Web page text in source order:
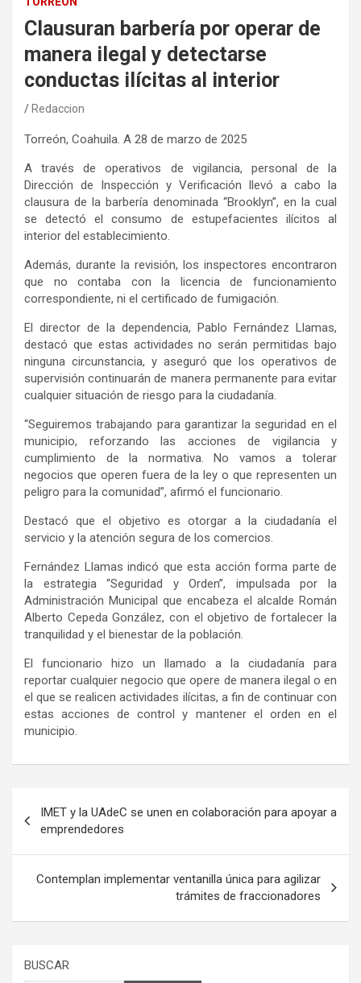
Clausuran barbería por operar de
manera ilegal y detectarse
conductas ilícitas al interior
Redaccion
Torreón, Coahuila. A 28 de marzo de 2025
A través de operativos de vigilancia, personal de la
Dirección de Inspección y Verificación
llevó a cabo la
clausura de la barbería denominada “Brooklyn”, en la cual
sedetectó el consumo de estupefacientes ilícitos al
interior del establecimiento.
Además, durante la revisión, los inspectores encontraron
que no contaba con la licencia de funcionamiento
correspondiente, ni el certificado de fumigación.
El director de
la dependencia, Pablo Fernández Llamas,
destacó que estas actividades no serán permitidas bajo
ninguna circunstancia, y aseguró que los operativos de
supervisión continuarán de manera permanente para evitar
cualquier situación de riesgo para la ciudadanía.
“Seguiremos trabajando para garantizar la seguridad en el
municipio, reforzando las acciones de vigilancia y
cumplimiento de la normativa. No vamos a tolerar
negocios que operen fuera de la leyoque representen un
peligro para la comunidad”, afirmó el funcionario.
Destacó que el objetivo es otorgar a la ciudadanía el
servicio y la atención segura de los comercios.
Fernández Llamas indicó que esta acción forma parte de
la estrategia“Seguridad y Orden”, impulsada por la
Administración Municipal que encabeza el alcalde Román
Alberto Cepeda González, con el objetivo de fortalecer la
tranquilidad y el bienestar de la población.
El funcionario hizo un llamado a la ciudadanía para
reportar cualquier negocio que opere de manera ilegal o en
el que se realicen actividades ilícitas, a fin de continuar con
estas acciones de control y mantener el orden en el
municipio.
de
entradas
IMET y la UAdeC se unen en colaboración para apoyar a
emprendedores
Contemplan implementar ventanilla única para agilizar
trámites de fraccionadores
BUSCAR